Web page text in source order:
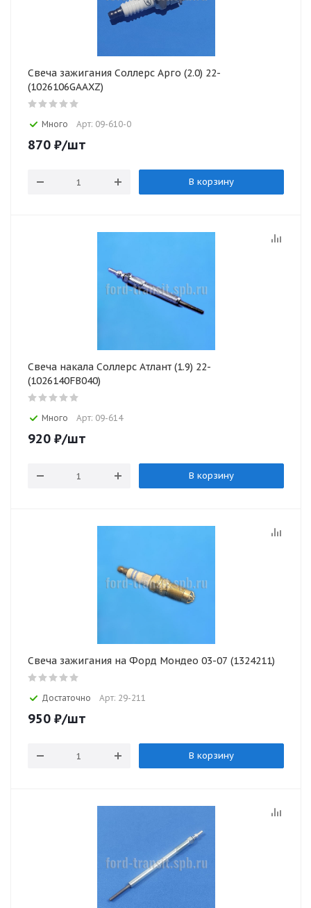
Свеча зажигания Соллерс Арго (2.0) 22-
(1026106GAAXZ)
Много Арт: 09-610-0
870 ₽/шт
В корзину
Свеча накала Соллерс Атлант (1.9) 22-
(1026140FB040)
Много Арт: 09-614
920 ₽/шт
В корзину
Свеча зажигания на Форд Мондео 03-07 (1324211)
Достаточно Арт: 29-211
950 ₽/шт
В корзину